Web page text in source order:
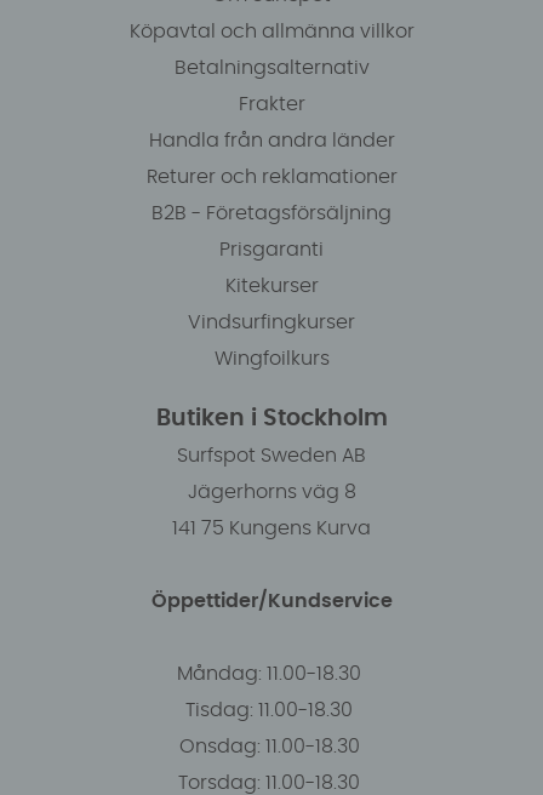
Köpavtal och allmänna villkor
Betalningsalternativ
Frakter
Handla från andra länder
Returer och reklamationer
B2B - Företagsförsäljning
Prisgaranti
Kitekurser
Vindsurfingkurser
Wingfoilkurs
Butiken i Stockholm
Surfspot Sweden AB
Jägerhorns väg 8
141 75 Kungens Kurva
Öppettider/Kundservice
Måndag: 11.00-18.30
Tisdag: 11.00-18.30
Onsdag: 11.00-18.30
Torsdag: 11.00-18.30